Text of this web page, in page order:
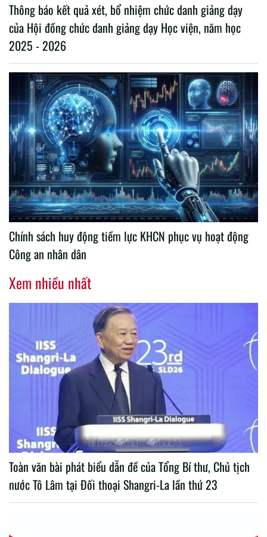
Thông báo kết quả xét, bổ nhiệm chức danh giảng dạy
của Hội đồng chức danh giảng dạy Học viện, năm học
2025 - 2026
Chính sách huy động tiềm lực KHCN phục vụ hoạt động
Công an nhân dân
Xem nhiều nhất
Toàn văn bài phát biểu dẫn đề của Tổng Bí thư, Chủ tịch
nước Tô Lâm tại Đối thoại Shangri-La lần thứ 23